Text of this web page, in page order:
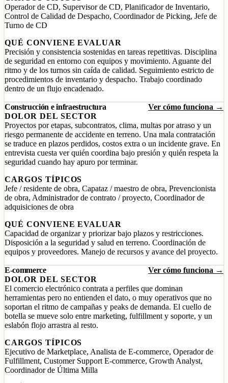
Operador de CD, Supervisor de CD, Planificador de Inventario,
Control de Calidad de Despacho, Coordinador de Picking, Jefe de
Turno de CD
QUÉ CONVIENE EVALUAR
Precisión y consistencia sostenidas en tareas repetitivas. Disciplina
de seguridad en entorno con equipos y movimiento. Aguante del
ritmo y de los turnos sin caída de calidad. Seguimiento estricto de
procedimientos de inventario y despacho. Trabajo coordinado
dentro de un flujo encadenado.
Construcción e infraestructura
Ver cómo funciona →
DOLOR DEL SECTOR
Proyectos por etapas, subcontratos, clima, multas por atraso y un
riesgo permanente de accidente en terreno. Una mala contratación
se traduce en plazos perdidos, costos extra o un incidente grave. En
entrevista cuesta ver quién coordina bajo presión y quién respeta la
seguridad cuando hay apuro por terminar.
CARGOS TÍPICOS
Jefe / residente de obra, Capataz / maestro de obra, Prevencionista
de obra, Administrador de contrato / proyecto, Coordinador de
adquisiciones de obra
QUÉ CONVIENE EVALUAR
Capacidad de organizar y priorizar bajo plazos y restricciones.
Disposición a la seguridad y salud en terreno. Coordinación de
equipos y proveedores. Manejo de recursos y avance del proyecto.
E-commerce
Ver cómo funciona →
DOLOR DEL SECTOR
El comercio electrónico contrata a perfiles que dominan
herramientas pero no entienden el dato, o muy operativos que no
soportan el ritmo de campañas y peaks de demanda. El cuello de
botella se mueve solo entre marketing, fulfillment y soporte, y un
eslabón flojo arrastra al resto.
CARGOS TÍPICOS
Ejecutivo de Marketplace, Analista de E-commerce, Operador de
Fulfillment, Customer Support E-commerce, Growth Analyst,
Coordinador de Última Milla